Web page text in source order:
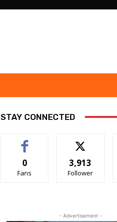
STAY CONNECTED
0
Fans
3,913
Follower
- Advertisement -